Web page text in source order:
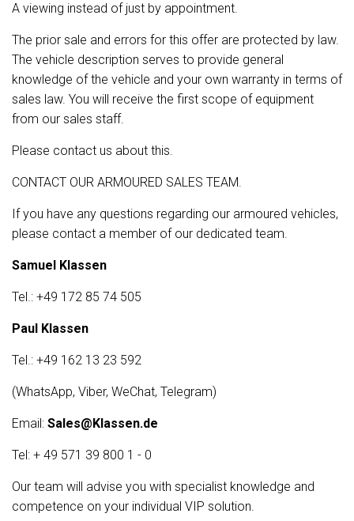
A viewing instead of just by appointment.
The prior sale and errors for this offer are protected by law.
The vehicle description serves to provide general
knowledge of the vehicle and your own warranty in terms of
sales law. You will receive the first scope of equipment
from our sales staff.
Please contact us about this.
CONTACT OUR ARMOURED SALES TEAM.
If you have any questions regarding our armoured vehicles,
please contact a member of our dedicated team.
Samuel Klassen
Tel.: +49 172 85 74 505
Paul Klassen
Tel.: +49 162 13 23 592
(WhatsApp, Viber, WeChat, Telegram)
Email: Sales@Klassen.de
Tel: + 49 571 39 800 1 - 0
Our team will advise you with specialist knowledge and
competence on your individual VIP solution.